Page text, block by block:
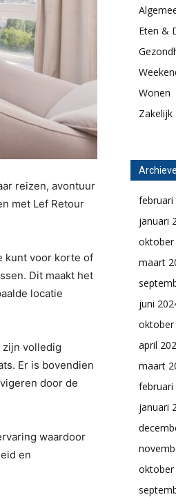
reizen, avontuur
met Lef Retour
kunt voor korte of
Dit maakt het
locatie
volledig
Er is bovendien
door de
waardoor
en
Eten &
Wonen
Zakelijk
februari
januari
oktober
maart
juni
oktober
april
maart
februari
januari
oktober